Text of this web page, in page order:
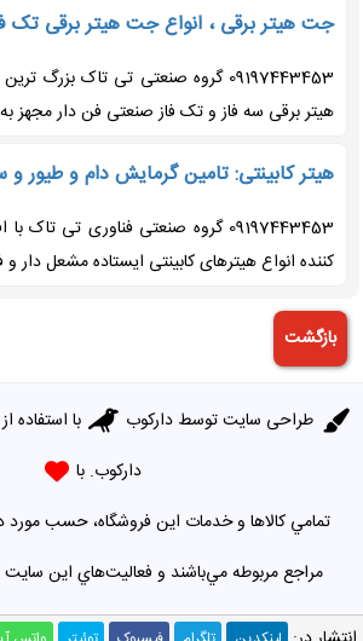
جت هیتر برقی ، انواع جت هیتر برقی تک
09197443453 گروه صنعتی تی تاک بزرگ
هیتر برقی سه فاز و تک فاز صنعتی فن دار مجهز
هیتر کابینتی: تامین گرمایش دام و طیور و
09197443453 گروه صنعتی فناوری تی
کننده انواع هیترهای کابینتی ایستاده مشعل دار
طراحی سایت توسطدارکوب
با
دارکوب. با
تمامي كالاها و خدمات اين فروشگاه، حسب مورد
مراجع مربوطه مي‌باشند و فعاليت‌هاي اين سايت
جمهوري اسلامي ايران است